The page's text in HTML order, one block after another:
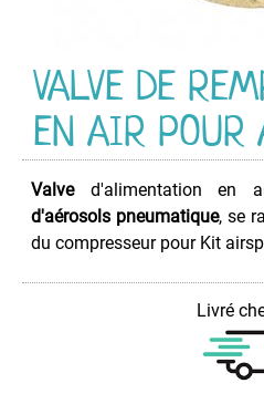
VALVE DE
EN AIR POUR
Valved'alimentation en
d'aérosols pneumatique, se
du compresseur pour Kit
Livré
ISOLATION
LUBRIFIANT
MAINTENANCE
MAISON